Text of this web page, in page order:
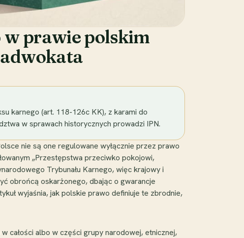
prawie polskim
karnego (art. 118-126c KK), z karami do
w sprawach historycznych prowadzi IPN.
nie są one regulowane wyłącznie przez prawo
„Przestępstwa przeciwko pokojowi,
Trybunału Karnego, więc krajowy i
obrońcą oskarżonego, dbając o gwarancje
wyjaśnia, jak polskie prawo definiuje te zbrodnie,
całości albo w części grupy narodowej, etnicznej,